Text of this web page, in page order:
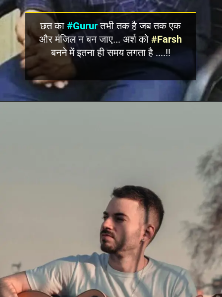
छत का#Gururतभी तक है जब तक एक
और मंजिल न बन जाए... अर्श को#Farsh
बनने में इतना ही समय लगता है ....!!